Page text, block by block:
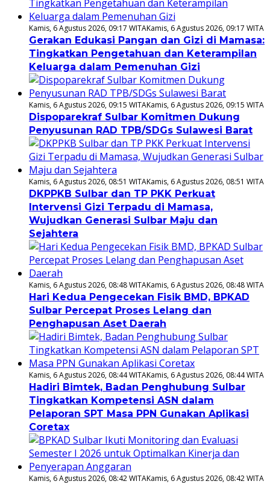
Kamis, 6 Agustus 2026, 09:17 WITAKamis, 6 Agustus 2026, 09:17 WITA
Gerakan Edukasi Pangan dan Gizi di Mamasa:
Tingkatkan Pengetahuan dan Keterampilan
Keluarga dalam Pemenuhan Gizi
Kamis, 6 Agustus 2026, 09:15 WITAKamis, 6 Agustus 2026, 09:15 WITA
Dispoparekraf Sulbar Komitmen Dukung
Penyusunan RAD TPB/SDGs Sulawesi Barat
Kamis, 6 Agustus 2026, 08:51 WITAKamis, 6 Agustus 2026, 08:51 WITA
DKPPKB Sulbar dan TP PKK Perkuat
Intervensi Gizi Terpadu di Mamasa,
Wujudkan Generasi Sulbar Maju dan
Sejahtera
Kamis, 6 Agustus 2026, 08:48 WITAKamis, 6 Agustus 2026, 08:48 WITA
Hari Kedua Pengecekan Fisik BMD, BPKAD
Sulbar Percepat Proses Lelang dan
Penghapusan Aset Daerah
Kamis, 6 Agustus 2026, 08:44 WITAKamis, 6 Agustus 2026, 08:44 WITA
Hadiri Bimtek, Badan Penghubung Sulbar
Tingkatkan Kompetensi ASN dalam
Pelaporan SPT Masa PPN Gunakan Aplikasi
Coretax
Kamis, 6 Agustus 2026, 08:42 WITAKamis, 6 Agustus 2026, 08:42 WITA